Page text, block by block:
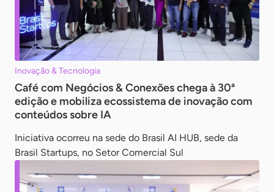
Inovação & Tecnologia
Café com Negócios & Conexões chega à 30ª
edição e mobiliza ecossistema de inovação com
conteúdos sobre IA
Iniciativa ocorreu na sede do Brasil AI HUB, sede da
Brasil Startups, no Setor Comercial Sul